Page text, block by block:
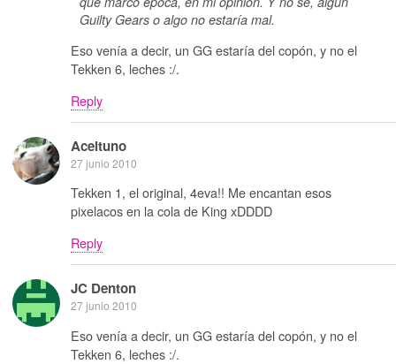
Guilty Gears o algo no estaría mal.
Eso venía a decir, un GG estaría del copón, y no el
Tekken 6, leches :/.
Reply
Aceituno
27 junio 2010
Tekken 1, el original, 4eva!! Me encantan esos
pixelacos en la cola de King xDDDD
Reply
JC Denton
27 junio 2010
Eso venía a decir, un GG estaría del copón, y no el
Tekken 6, leches :/.